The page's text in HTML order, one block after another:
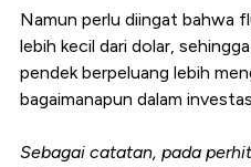
Namun perlu diingat bahwa
lebih kecil dari dolar,
pendek berpeluang lebih
bagaimanapun dalam
Sebagai catatan, pada